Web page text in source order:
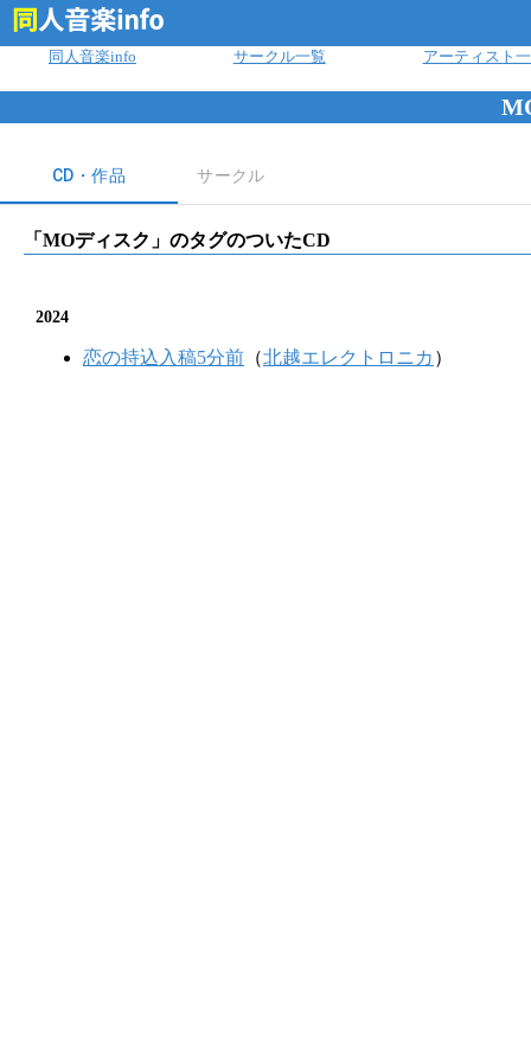
同人音楽info サークル一覧 アーティスト
CD・作品 サークル
「 MOディスク 」のタグのついたCD
2024
恋の持込入稿5分前 （北越エレクトロニカ ）